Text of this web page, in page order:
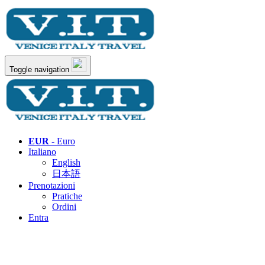
Toggle navigation
EUR - Euro
Italiano
English
日本語
Prenotazioni
Pratiche
Ordini
Entra